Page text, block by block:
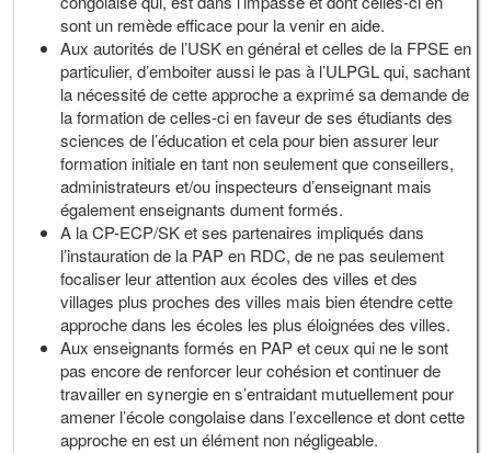
sont un remède efficace pour la venir en aide.
Aux autorités de l’USK en général et celles de la FPSE en
particulier, d’emboiter aussi le pas à l’ULPGL qui, sachant
la nécessité de cette approche a exprimé sa demande de
la formation de celles-ci en faveur de ses étudiants des
sciences de l’éducation et cela pour bien assurer leur
formation initiale en tant non seulement que conseillers,
administrateurs et/ou inspecteurs d’enseignant mais
également enseignants dument formés.
A la CP-ECP/SK et ses partenaires impliqués dans
l’instauration de la PAP en RDC, de ne pas seulement
focaliser leur attention aux écoles des villes et des
villages plus proches des villes mais bien étendre cette
approche dans les écoles les plus éloignées des villes.
Aux enseignants formés en PAP et ceux qui ne le sont
pas encore de renforcer leur cohésion et continuer de
travailler en synergie en s’entraidant mutuellement pour
amener l’école congolaise dans l’excellence et dont cette
approche en est un élément non négligeable.